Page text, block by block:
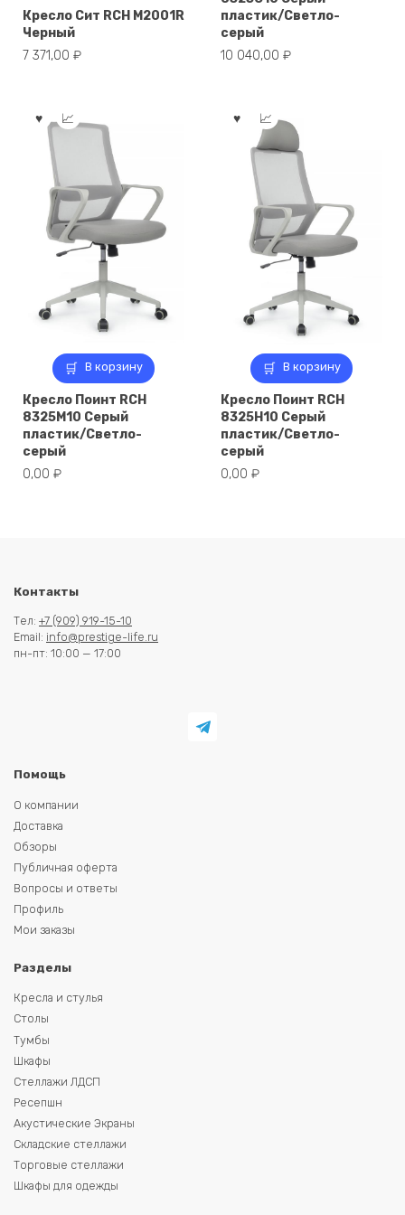
Кресло Сит RCH M2001R
Черный
7 371,00 ₽
пластик/Светло-
серый
10 040,00 ₽
В корзину
Кресло Поинт RCH
8325M10 Серый
пластик/Светло-
серый
0,00 ₽
В корзину
Кресло Поинт RCH
8325H10 Серый
пластик/Светло-
серый
0,00 ₽
Контакты
Тел: +7 (909) 919-15-10
Email: info@prestige-life.ru
пн-пт: 10:00 — 17:00
Помощь
О компании
Доставка
Обзоры
Публичная оферта
Вопросы и ответы
Профиль
Мои заказы
Разделы
Кресла и стулья
Столы
Тумбы
Шкафы
Стеллажи ЛДСП
Ресепшн
Акустические Экраны
Складские стеллажи
Торговые стеллажи
Шкафы для одежды